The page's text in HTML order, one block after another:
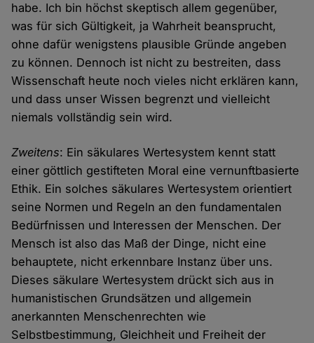
habe. Ich bin höchst skeptisch allem gegenüber,
was für sich Gültigkeit, ja Wahrheit beansprucht,
ohne dafür wenigstens plausible Gründe angeben
zu können. Dennoch ist nicht zu bestreiten, dass
Wissenschaft heute noch vieles nicht erklären kann,
und dass unser Wissen begrenzt und vielleicht
niemals vollständig sein wird.
Zweitens: Ein säkulares Wertesystem kennt statt
einer göttlich gestifteten Moral eine vernunftbasierte
Ethik. Ein solches säkulares Wertesystem orientiert
seine Normen und Regeln an den fundamentalen
Bedürfnissen und Interessen der Menschen. Der
Mensch ist also das Maß der Dinge, nicht eine
behauptete, nicht erkennbare Instanz über uns.
Dieses säkulare Wertesystem drückt sich aus in
humanistischen Grundsätzen und allgemein
anerkannten Menschenrechten wie
Selbstbestimmung, Gleichheit und Freiheit der